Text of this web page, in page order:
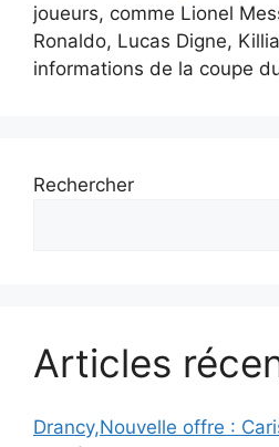
joueurs, comme Lionel
Ronaldo, Lucas Digne,
informations de la coupe
Rechercher
Articles
Drancy,Nouvelle offre :